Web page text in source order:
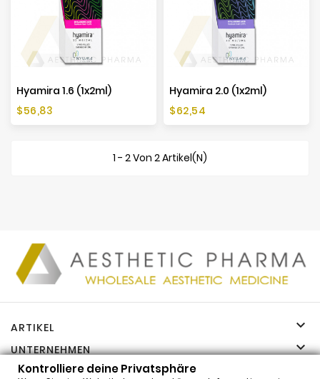
Hyamira 1.6 (1x2ml)
Preis
$56,83
Hyamira 2.0 (1x2ml)
Preis
$62,54
1 - 2 Von 2 Artikel(n)
ARTIKEL 
UNTERNEHMEN 
IHR KONTO
Kontrolliere deine Privatsphäre